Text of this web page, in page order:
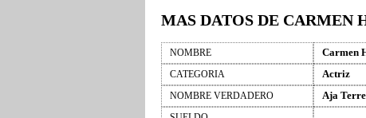
MAS DATOS DE CARMEN
NOMBRE Carmen
CATEGORIA Actriz
NOMBRE VERDADERO Aja